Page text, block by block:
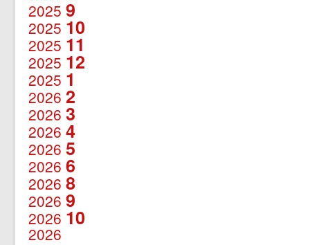
2025 9
2025 10
2025 11
2025 12
2025 1
2026 2
2026 3
2026 4
2026 5
2026 6
2026 8
2026 9
2026 10
2026